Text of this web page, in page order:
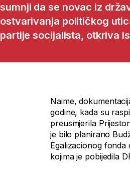
sumnji da se novac iz
ostvarivanja političkog
partije socijalista, otkriva
Naime,
godine, kada su
preusmjerila
je bilo planirano
Egalizacionog
kojima je pobijedila